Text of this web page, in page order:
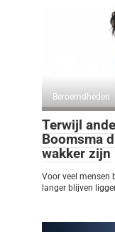
Beroemdheden
Terwijl
Boomsma
wakker zijn
Voor veel mensen
langer blijven